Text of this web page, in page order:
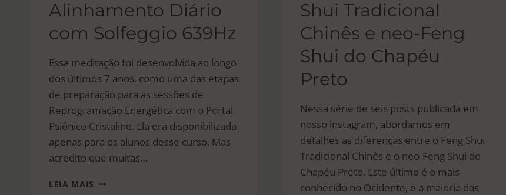
Alinhamento Diário
com Solfeggio 639Hz
Essa meditação foi desenvolvida ao longo
dos últimos 7 anos, como uma das etapas
de preparação para as sessões de
Reprogramação Energética com o Portal
Psiônico Cristalino. Ela era disponibilizada
apenas para os alunos desse curso. Mas
acredito que muitas…
LEIA MAIS MEDITAÇÃO
Shui Tradicional
Chinês e neo-Feng
Shui do Chapéu
Preto
Nessa série de seis posts publicada em
nosso instagram, abordamos em
detalhes as diferenças entre o Feng Shui
Tradicional Chinês e o neo-Feng Shui do
Chapéu Preto. Este último é o mais
conhecido no Ocidente, e a maioria das